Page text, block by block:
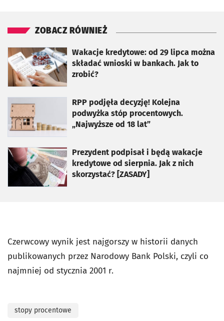
ZOBACZ RÓWNIEŻ
Wakacje kredytowe: od 29 lipca można
składać wnioski w bankach. Jak to
zrobić?
otworzy się w nowej karcie
RPP podjęła decyzję! Kolejna
podwyżka stóp procentowych.
„Najwyższe od 18 lat”
otworzy się w nowej karcie
Prezydent podpisał i będą wakacje
kredytowe od sierpnia. Jak z nich
skorzystać? [ZASADY]
otworzy się w nowej karcie
Czerwcowy wynik jest najgorszy w historii danych
publikowanych przez Narodowy Bank Polski, czyli co
najmniej od stycznia 2001 r.
stopy procentowe